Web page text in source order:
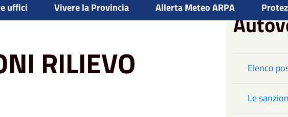
uffici Vivere la Provincia Allerta Meteo ARPA
e Sanzioni
ELENCO POSTAZIONI
RILIEVO Elenco
Le